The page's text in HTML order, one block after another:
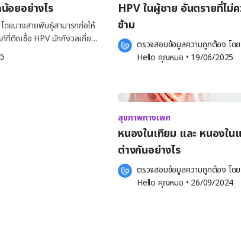
อยอย่างไร
ยบางสายพันธุ์สามารถก่อให้
ที่ติดเชื้อ HPV มักกังวลเกี่ยว
เพิ่มความเสี่ยงต่อการเกิด
ว่างคลอด ผลกระทบของ
HPV ในผู้ชาย อันตรายที่ไม่
ข้าม
ตรวจสอบข้อมูลความถูกต้อง โดย
Hello คุณหมอ • 19/06/2025
สุขภาพทางเพศ
หนองในเทียม และ หนองใ
ต่างกันอย่างไร
ตรวจสอบข้อมูลความถูกต้อง โดย
Hello คุณหมอ • 26/09/2024